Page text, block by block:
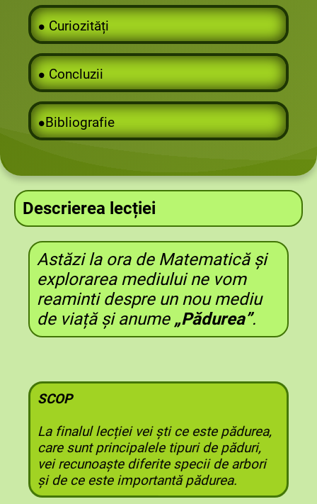
∙∙∙ Curiozități
∙∙∙ Concluzii
∙∙∙Bibliografie
Descrierea lecției
Astăzi la ora de Matematică și
explorarea mediului ne vom
reaminti despre un nou mediu
de viață și anume „Pădurea”.
SCOP
La finalul lecției vei ști ce este pădurea,
care sunt principalele tipuri de păduri,
vei recunoaște diferite specii de arbori
și de ce este importantă pădurea.